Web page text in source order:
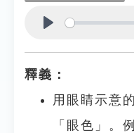
釋義：
用眼睛示意
「眼色」。